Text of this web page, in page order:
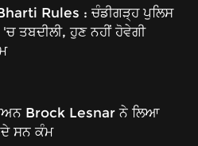
Rules : ਚੰਡੀਗੜ੍ਹ ਪੁਲਿਸ
ਤਬਦੀਲੀ, ਹੁਣ ਨਹੀਂ ਹੋਵੇਗੀ
Brock Lesnar ਨੇ ਲਿਆ
ਸਨ ਕੰਮ